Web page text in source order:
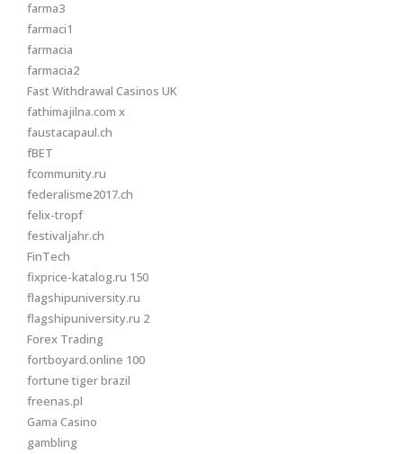
farma3
farmaci1
farmacia
farmacia2
Fast Withdrawal Casinos UK
fathimajilna.com x
faustacapaul.ch
fBET
fcommunity.ru
federalisme2017.ch
felix-tropf
festivaljahr.ch
FinTech
fixprice-katalog.ru 150
flagshipuniversity.ru
flagshipuniversity.ru 2
Forex Trading
fortboyard.online 100
fortune tiger brazil
freenas.pl
Gama Casino
gambling